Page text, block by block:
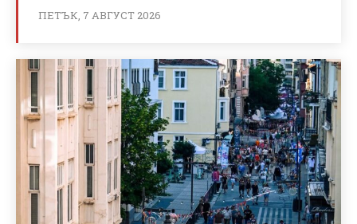
ПЕТЪК, 7 АВГУСТ 2026